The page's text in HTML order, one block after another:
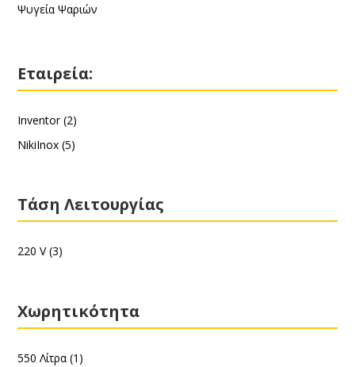
Ψυγεία Ψαριών
Εταιρεία:
Inventor (2)
NikiInox (5)
Τάση Λειτουργίας
220 V (3)
Χωρητικότητα
550 Λίτρα (1)